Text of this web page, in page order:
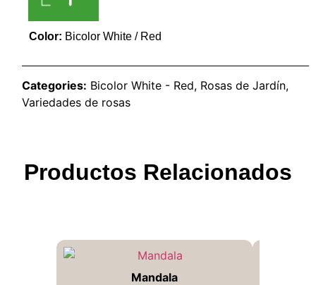
Color: Bicolor White / Red
Categories: Bicolor White - Red, Rosas de Jardín,
Variedades de rosas
Productos Relacionados
Mandala